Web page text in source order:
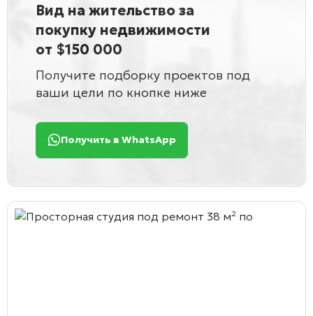
Вид на жительство за
покупку недвижимости
от $150 000
Получите подборку проектов под
ваши цели по кнопке ниже
Получить в WhatsApp